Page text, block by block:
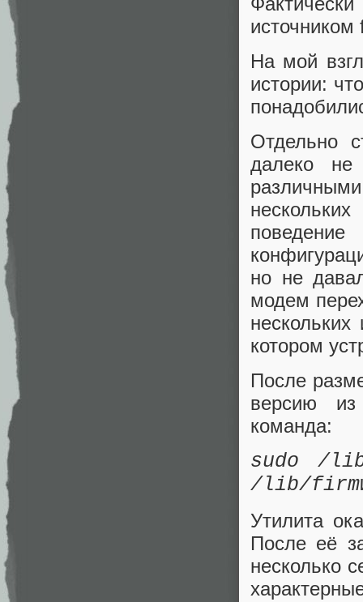
На мой
истории:
Отдельно
далеко не
но не
модем
котором
После
версию из
команда:
sudo /
/lib/
Утилита
После её
несколько